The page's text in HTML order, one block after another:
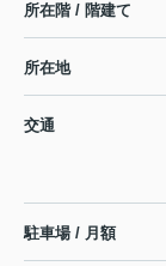
所在階 / 階建て
所在地
交通
駐車場 / 月額